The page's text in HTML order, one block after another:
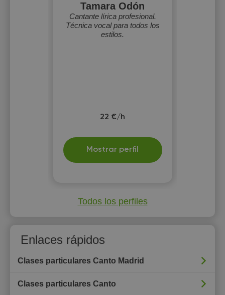
Tamara Odón
Cantante lírica profesional.
Técnica vocal para todos los
estilos.
22 €/h
Mostrar perfil
Todos los perfiles
Enlaces rápidos
Clases particulares Canto Madrid
Clases particulares Canto